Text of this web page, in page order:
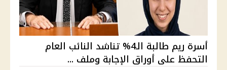
أسرة ريم طالبة الـ4% تناشد النائب العام
التحفظ على أوراق الإجابة وملف ...